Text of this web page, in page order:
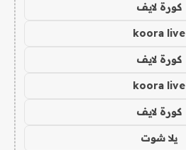
كورة لايف
koora live
كورة لايف
koora live
كورة لايف
يلا شوت